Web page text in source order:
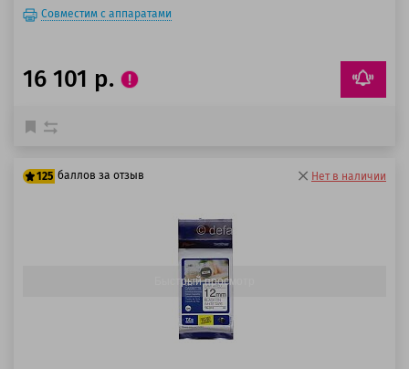
Совместим с аппаратами
16 101 р.
125 баллов за отзыв Нет в наличии
Быстрый просмотр